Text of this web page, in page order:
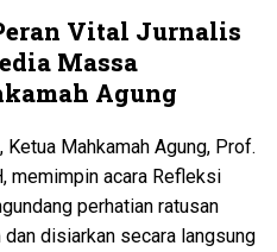
Vital Jurnalis
Massa
Agung
Mahkamah Agung, Prof.
memimpin acara Refleksi
perhatian ratusan
disiarkan secara langsung